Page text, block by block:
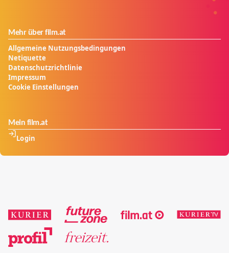
Mehr über film.at
Allgemeine Nutzungsbedingungen
Netiquette
Datenschutzrichtlinie
Impressum
Cookie Einstellungen
Mein film.at
Login